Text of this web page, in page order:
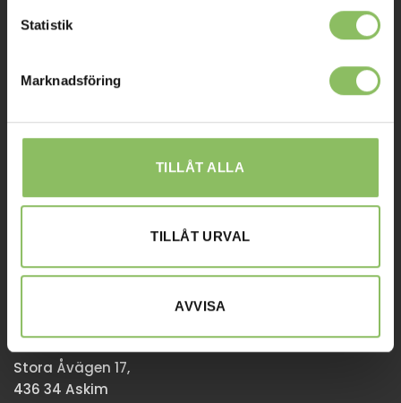
Statistik
Marknadsföring
TILLÅT ALLA
TILLÅT URVAL
AVVISA
168 67 Bromma
Sommaröppettider:
Tisdag-Torsdag: 11-18
Övriga dagar har vi stängt.
info@baddsofflagret.se
Stora Åvägen 17,
436 34 Askim